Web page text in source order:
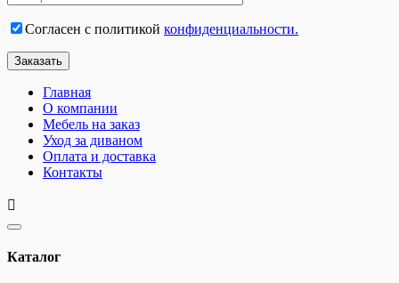
Согласен с политикой конфиденциальности.
Главная
О компании
Мебель на заказ
Уход за диваном
Оплата и доставка
Контакты
Каталог